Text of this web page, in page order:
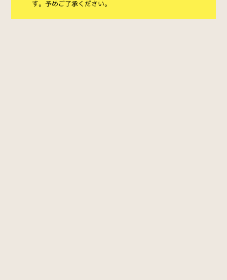
す。予めご了承ください。